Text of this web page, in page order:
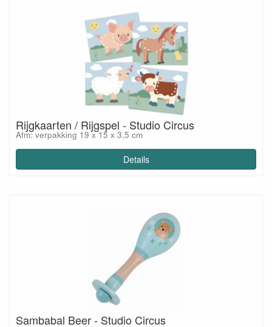
Rijgkaarten / Rijgspel - Studio Circus
Afm: verpakking 19 x 15 x 3,5 cm
Details
Sambabal Beer - Studio Circus